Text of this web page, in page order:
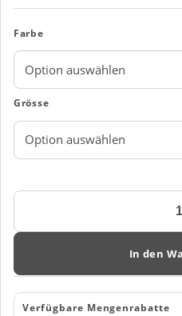
Farbe
Grösse
Dassy
UV-
Shirt
langen
In den
Verfügbare Mengenrabatte